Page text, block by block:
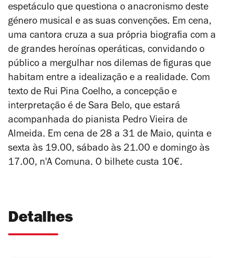
espetáculo que questiona o anacronismo deste
género musical e as suas convenções. Em cena,
uma cantora cruza a sua própria biografia com a
de grandes heroínas operáticas, convidando o
público a mergulhar nos dilemas de figuras que
habitam entre a idealização e a realidade. Com
texto de Rui Pina Coelho, a concepção e
interpretação é de Sara Belo, que estará
acompanhada do pianista Pedro Vieira de
Almeida. Em cena de 28 a 31 de Maio, quinta e
sexta às 19.00, sábado às 21.00 e domingo às
17.00, n'A Comuna. O bilhete custa 10€.
Detalhes